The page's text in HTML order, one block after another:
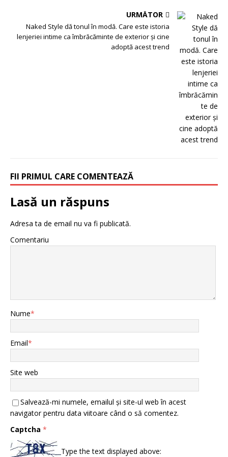
URMĂTOR
Naked Style dă tonul în modă. Care este istoria
lenjeriei intime ca îmbrăcăminte de exterior și cine
adoptă acest trend
FII PRIMUL CARE COMENTEAZĂ
Lasă un răspuns
Adresa ta de email nu va fi publicată.
Comentariu
Nume*
Email*
Site web
Salvează-mi numele, emailul și site-ul web în acest
navigator pentru data viitoare când o să comentez.
Captcha *
Type the text displayed above: